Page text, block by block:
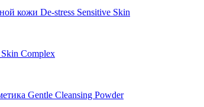
кожи De-stress Sensitive Skin
Complex
Gentle Cleansing Powder